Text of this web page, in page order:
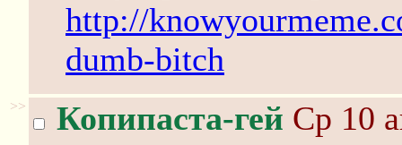
http://
dumb-bitch
>> Копипаста-гей Ср 10